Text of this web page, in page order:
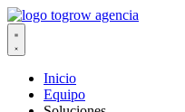
Ir
al
contenido
Inicio
Equipo